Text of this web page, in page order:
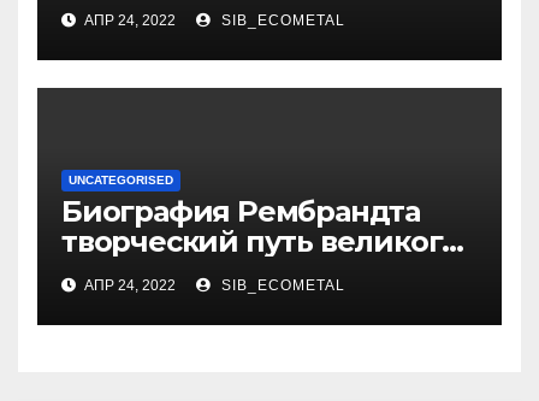
радости
АПР 24, 2022 SIB_ECOMETAL
UNCATEGORISED
Биография Рембрандта
творческий путь великого
художника
АПР 24, 2022 SIB_ECOMETAL